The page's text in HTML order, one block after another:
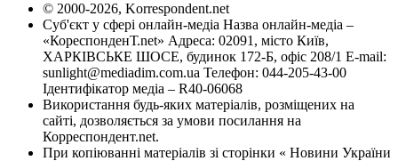
© 2000-2026, Korrespondent.net
Суб'єкт у сфері онлайн-медіа Назва онлайн-медіа –
«КореспонденТ.net» Адреса: 02091, місто Київ,
ХАРКІВСЬКЕ ШОСЕ, будинок 172-Б, офіс 208/1 E-mail:
sunlight@mediadim.com.ua Телефон: 044-205-43-00
Ідентифікатор медіа – R40-06068
Використання будь-яких матеріалів, розміщених на
сайті, дозволяється за умови посилання на
Корреспондент.net.
При копіюванні матеріалів зі сторінки « Новини України